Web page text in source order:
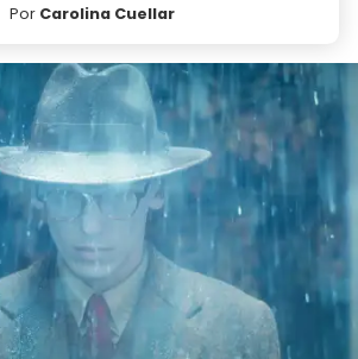
Por Carolina Cuellar